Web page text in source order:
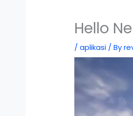
Hello
/aplikasi / By